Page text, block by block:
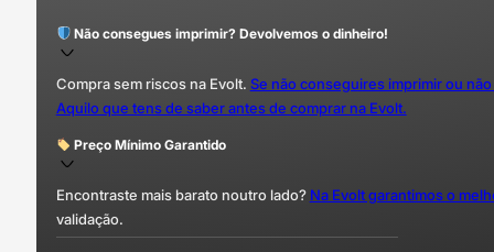
Não consegues imprimir? Devolvemos o dinheiro!
Compra sem riscos na Evolt. Se não conseguires imprimir ou
Aquilo que tens de saber antes de comprar na Evolt.
Preço Mínimo Garantido
Encontraste mais barato noutro lado? Na Evolt garantimos o
validação.